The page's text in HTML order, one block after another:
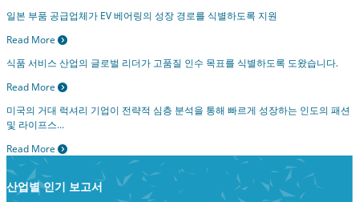
일본 부품 공급업체가 EV 베어링의 성장 경로를 식별하도록 지원
Read More
식품 서비스 산업의 글로벌 리더가 고품질 인수 목표를 식별하도록 도왔습니다.
Read More
미국의 거대 럭셔리 기업이 전략적 심층 분석을 통해 빠르게 성장하는 인도의 패션
및 라이프스...
Read More
산업별 인기 보고서